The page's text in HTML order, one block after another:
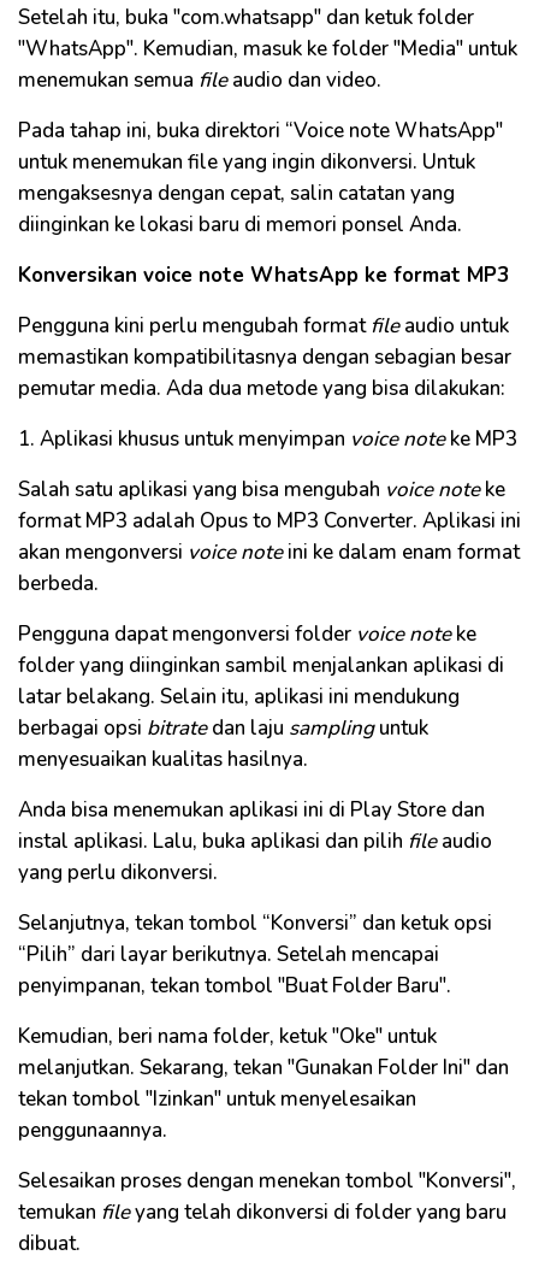
Setelah itu, buka "com.whatsapp" dan ketuk folder
"WhatsApp". Kemudian, masuk ke folder "Media" untuk
menemukan semua fileaudio dan video.
Pada tahap ini, buka direktori “Voice note WhatsApp"
untuk menemukan file yang ingin dikonversi. Untuk
mengaksesnya dengan cepat, salin catatan yang
diinginkan ke lokasi baru di memori ponsel Anda.
Konversikan voice note WhatsApp ke format MP3
Pengguna kini perlu mengubah format fileaudio untuk
memastikan kompatibilitasnya dengan sebagian besar
pemutar media. Ada dua metode yang bisa dilakukan:
1. Aplikasi khusus untuk menyimpan voice noteke MP3
Salah satu aplikasi yang bisa mengubah voice noteke
format MP3 adalah Opus to MP3 Converter. Aplikasi ini
akan mengonversi voice noteini ke dalam enam format
berbeda.
Pengguna dapat mengonversi folder voice noteke
folder yang diinginkan sambil menjalankan aplikasi di
latar belakang. Selain itu, aplikasi ini mendukung
berbagai opsi bitratedan laju samplinguntuk
menyesuaikan kualitas hasilnya.
Anda bisa menemukan aplikasi ini di Play Store dan
instal aplikasi. Lalu, buka aplikasi dan pilih fileaudio
yang perlu dikonversi.
Selanjutnya, tekan tombol “Konversi” dan ketuk opsi
“Pilih” dari layar berikutnya. Setelah mencapai
penyimpanan, tekan tombol "Buat Folder Baru".
Kemudian, beri nama folder, ketuk "Oke" untuk
melanjutkan. Sekarang, tekan "Gunakan Folder Ini" dan
tekan tombol "Izinkan" untuk menyelesaikan
penggunaannya.
Selesaikan proses dengan menekan tombol "Konversi",
temukan fileyang telah dikonversi di folder yang baru
dibuat.